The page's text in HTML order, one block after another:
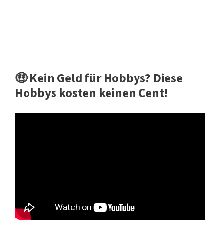
🤑 Kein Geld für Hobbys? Diese
Hobbys kosten keinen Cent!